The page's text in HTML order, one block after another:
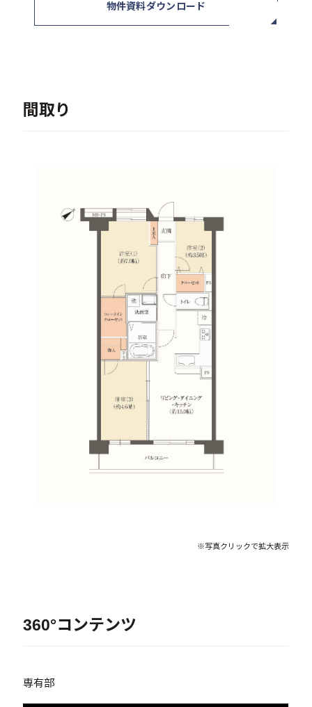
- 新卒採用
ニュース / イベント
お問い合わせ・資料請求
セミナー・イベント申込み
お客様相談室
0120-634-319
受付時間：10:00〜19:00
物件資料ダウンロード
間取り
※写真クリックで拡大表示
360°コンテンツ
専有部